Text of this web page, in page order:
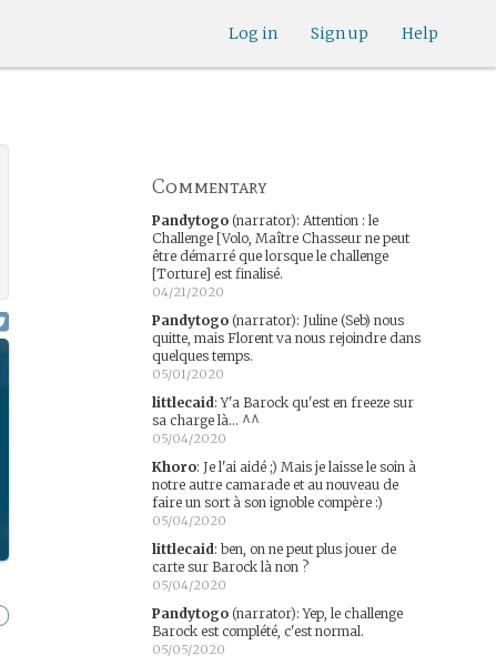
Help
Sign up
Log in
Commentary
Pandytogo(narrator): Attention : le
Challenge [Volo, Maître Chasseur ne peut
être démarré que lorsque le challenge
[Torture] est finalisé.
04/21/2020
Pandytogo(narrator): Juline (Seb) nous
quitte, mais Florent va nous rejoindre dans
quelques temps.
05/01/2020
littlecaid:Y'a Barock qu'est en freeze sur
sa charge là... ^^
05/04/2020
Khoro: Je l'ai aidé ;) Mais je laisse le soin à
notre autre camarade et au nouveau de
faire un sort à son ignoble compère :)
05/04/2020
littlecaid: ben, on ne peut plus jouer de
carte sur Barock là non ?
05/04/2020
Pandytogo(narrator):Yep, le challenge
Barock est complété, c'est normal.
05/05/2020